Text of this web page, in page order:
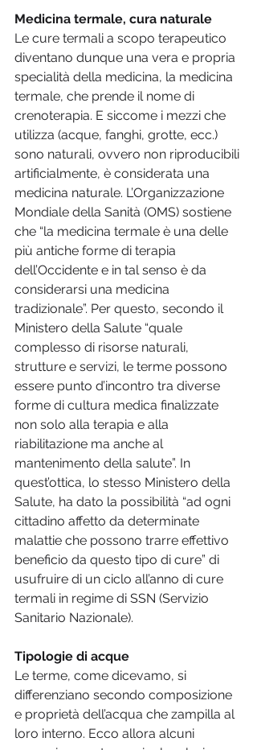
Medicina termale, cura naturale
Le cure termali a scopo terapeutico
diventano dunque una vera e propria
specialità della medicina, la medicina
termale, che prende il nome di
crenoterapia. E siccome i mezzi che
utilizza (acque, fanghi, grotte, ecc.)
sono naturali, ovvero non riproducibili
artificialmente, è considerata una
medicina naturale. L’Organizzazione
Mondiale della Sanità (OMS) sostiene
che “la medicina termale è una delle
più antiche forme di terapia
dell’Occidente e in tal senso è da
considerarsi una medicina
tradizionale”. Per questo, secondo il
Ministero della Salute “quale
complesso di risorse naturali,
strutture e servizi, le terme possono
essere punto d’incontro tra diverse
forme di cultura medica finalizzate
non solo alla terapia e alla
riabilitazione ma anche al
mantenimento della salute”. In
quest’ottica, lo stesso Ministero della
Salute, ha dato la possibilità “ad ogni
cittadino affetto da determinate
malattie che possono trarre effettivo
beneficio da questo tipo di cure” di
usufruire di un ciclo all’anno di cure
termali in regime di SSN (Servizio
Sanitario Nazionale).
Tipologie di acque
Le terme, come dicevamo, si
differenziano secondo composizione
e proprietà dell’acqua che zampilla al
loro interno. Ecco allora alcuni